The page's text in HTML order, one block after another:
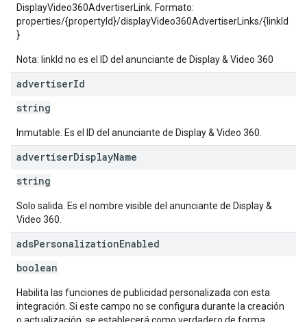
DisplayVideo360AdvertiserLink. Formato:
properties/{propertyId}/displayVideo360AdvertiserLinks/{linkId
}
Nota: linkId no es el ID del anunciante de Display & Video 360
advertiserId
string
Inmutable. Es el ID del anunciante de Display & Video 360.
advertiserDisplayName
string
Solo salida. Es el nombre visible del anunciante de Display &
Video 360.
adsPersonalizationEnabled
boolean
Habilita las funciones de publicidad personalizada con esta
integración. Si este campo no se configura durante la creación